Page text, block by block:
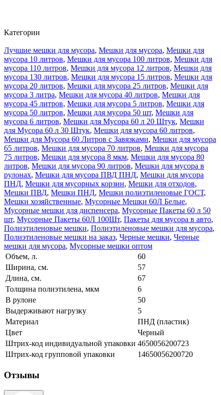
Категории
Лучшие мешки для мусора, Мешки для мусора, Мешки для
мусора 10 литров, Мешки для мусора 100 литров, Мешки для
мусора 110 литров, Мешки для мусора 12 литров, Мешки для
мусора 130 литров, Мешки для мусора 15 литров, Мешки для
мусора 20 литров, Мешки для мусора 25 литров, Мешки для
мусора 3 литра, Мешки для мусора 40 литров, Мешки для
мусора 45 литров, Мешки для мусора 5 литров, Мешки для
мусора 50 литров, Мешки для мусора 50 шт, Мешки для
мусора 6 литров, Мешки для Мусора 60 л 20 Штук, Мешки
для Мусора 60 л 30 Штук, Мешки для мусора 60 литров,
Мешки для Мусора 60 Литров с Завязками, Мешки для мусора
65 литров, Мешки для мусора 70 литров, Мешки для мусора
75 литров, Мешки для мусора 8 мкм, Мешки для мусора 80
литров, Мешки для мусора 90 литров, Мешки для мусора в
рулонах, Мешки для мусора ПВД ПНД, Мешки для мусора
ПНД, Мешки для мусорных корзин, Мешки для отходов,
Мешки ПВД, Мешки ПНД, Мешки полиэтиленовые ГОСТ,
Мешки хозяйственные, Мусорные Мешки 60Л Белые,
Мусорные мешки для диспенсера, Мусорные Пакеты 60 л 50
шт, Мусорные Пакеты 60Л 100Шт, Пакеты для мусора в авто,
Полиэтиленовые мешки, Полиэтиленовые мешки для мусора,
Полиэтиленовые мешки на заказ, Черные мешки, Черные
мешки для мусора, Мусорные мешки оптом
Объем, л.
60
Ширина, см.
57
Длина, см.
67
Толщина полиэтилена, мкм
6
В рулоне
50
Выдерживают нагрузку
5
Материал
ПНД (пластик)
Цвет
Черный
Штрих-код индивидуальной упаковки 4650056200723
Штрих-код групповой упаковки
14650056200720
Отзывы